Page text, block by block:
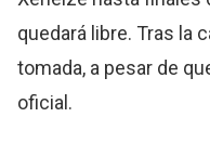
quedará libre. Tras la
tomada, a pesar de
oficial.